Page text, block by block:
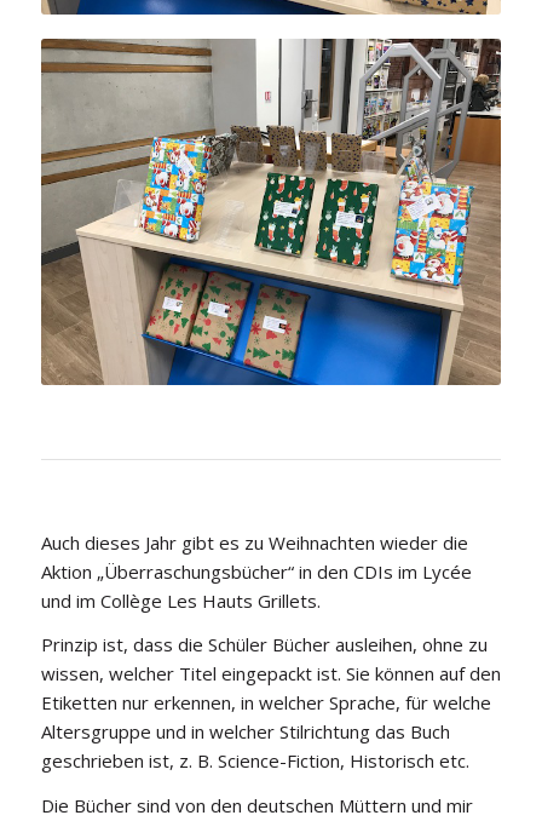
Auch dieses Jahr gibt es zu Weihnachten wieder die
Aktion „Überraschungsbücher“ in den CDIs im Lycée
und im Collège Les Hauts Grillets.
Prinzip ist, dass die Schüler Bücher ausleihen, ohne zu
wissen, welcher Titel eingepackt ist. Sie können auf den
Etiketten nur erkennen, in welcher Sprache, für welche
Altersgruppe und in welcher Stilrichtung das Buch
geschrieben ist, z. B. Science-Fiction, Historisch etc.
Die Bücher sind von den deutschen Müttern und mir